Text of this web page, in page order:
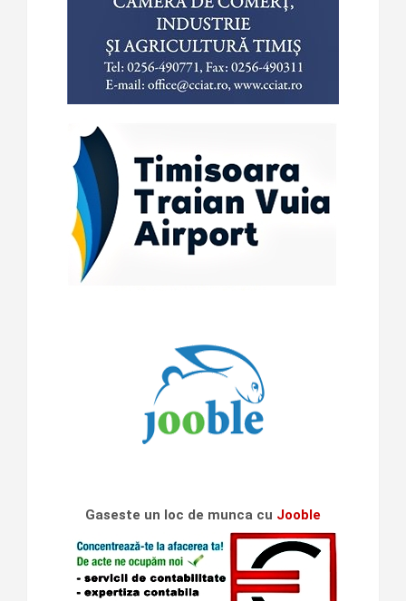
Gaseste un loc de munca cu Jooble